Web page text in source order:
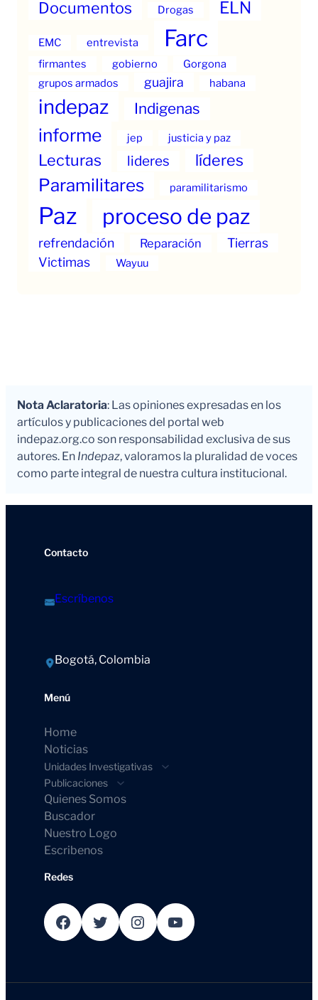
Documentos Drogas ELN
EMC entrevista Farc
firmantes gobierno
Gorgona
grupos armados
guajira habana
indepaz Indigenas
informe jep justicia y paz
Lecturas lideres líderes
Paramilitares paramilitarismo
Paz proceso de paz
refrendación Reparación
Tierras
Victimas
Wayuu
Nota Aclaratoria: Las opiniones expresadas en los
artículos y publicaciones del portal web
indepaz.org.co son responsabilidad exclusiva de sus
autores. En Indepaz, valoramos la pluralidad de voces
como parte integral de nuestra cultura institucional.
Contacto
Escríbenos
Bogotá, Colombia
Menú
Home
Noticias
Unidades Investigativas
Publicaciones
Quienes Somos
Buscador
Nuestro Logo
Escribenos
Redes
Facebook Twitter Instagram YouTube